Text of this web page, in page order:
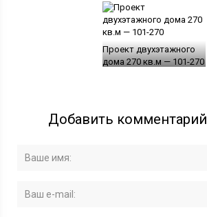
Проект двухэтажного
дома 270 кв.м — 101-270
Добавить комментарий